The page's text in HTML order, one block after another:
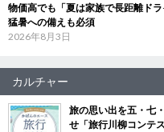
物価高でも「夏は家族で長距離ド
猛暑への備えも必須
2026年8月3日
カルチャー
旅の思い出を五・七
せ「旅行川柳コンテ